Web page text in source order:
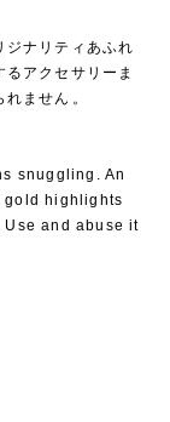
ジナリティあふれ
アクセサリーま
ません⁡。
snuggling. An
highlights
and abuse it